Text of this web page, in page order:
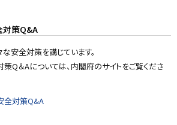
対策Q&A
安全対策を講じています。
Q＆Aについては、内閣府のサイトをご覧くださ
全対策Q&A